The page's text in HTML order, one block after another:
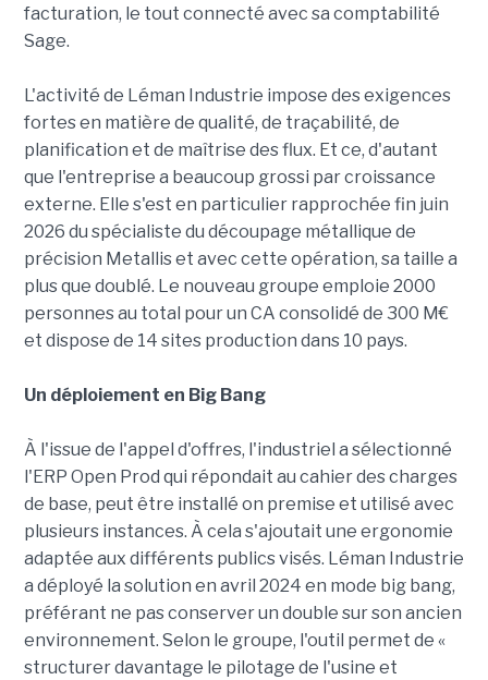
facturation, le tout connecté avec sa comptabilité
Sage.
L'activité de Léman Industrie impose des exigences
fortes en matière de qualité, de traçabilité, de
planification et de maîtrise des flux. Et ce, d'autant
que l'entreprise a beaucoup grossi par croissance
externe. Elle s'est en particulier rapprochée fin juin
2026 du spécialiste du découpage métallique de
précision Metallis et avec cette opération, sa taille a
plus que doublé. Le nouveau groupe emploie 2000
personnes au total pour un CA consolidé de 300 M€
et dispose de 14 sites production dans 10 pays.
Un déploiement en Big Bang
À l'issue de l'appel d'offres, l'industriel a sélectionné
l'ERP Open Prod qui répondait au cahier des charges
de base, peut être installé on premise et utilisé avec
plusieurs instances. À cela s'ajoutait une ergonomie
adaptée aux différents publics visés. Léman Industrie
a déployé la solution en avril 2024 en mode big bang,
préférant ne pas conserver un double sur son ancien
environnement. Selon le groupe, l'outil permet de «
structurer davantage le pilotage de l'usine et